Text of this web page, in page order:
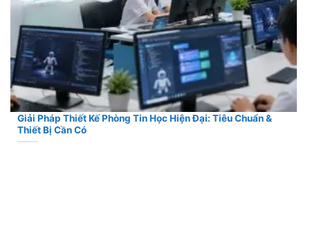
Giải Pháp Thiết Kế Phòng Tin Học Hiện Đại: Tiêu Chuẩn &
Thiết Bị Cần Có